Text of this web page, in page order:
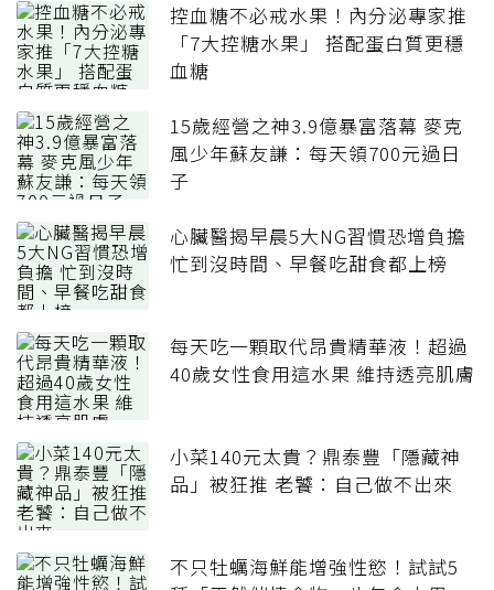
控血糖不必戒水果！內分泌專家推
「7大控糖水果」 搭配蛋白質更穩
血糖
15歲經營之神3.9億暴富落幕 麥克
風少年蘇友謙：每天領700元過日
子
心臟醫揭早晨5大NG習慣恐增負擔
忙到沒時間、早餐吃甜食都上榜
每天吃一顆取代昂貴精華液！超過
40歲女性食用這水果 維持透亮肌膚
小菜140元太貴？鼎泰豐「隱藏神
品」被狂推 老饕：自己做不出來
不只牡蠣海鮮能增強性慾！試試5